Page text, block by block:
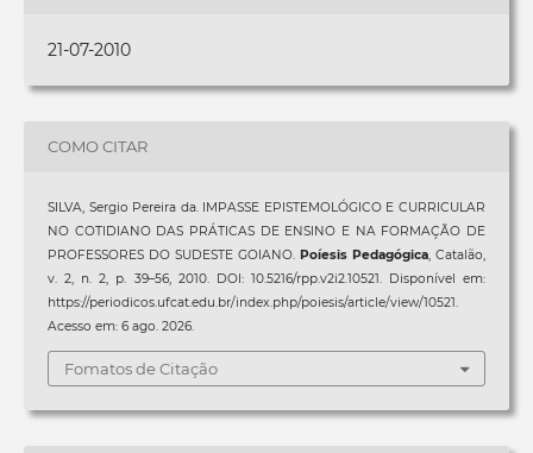
21-07-2010
COMO CITAR
SILVA, Sergio Pereira da. IMPASSE EPISTEMOLÓGICO E CURRICULAR
NO COTIDIANO DAS PRÁTICAS DE ENSINO E NA FORMAÇÃO DE
PROFESSORES DO SUDESTE GOIANO.Poíesis Pedagógica, Catalão,
v. 2, n. 2, p. 39–56, 2010. DOI: 10.5216/rpp.v2i2.10521. Disponível em:
https://periodicos.ufcat.edu.br/index.php/poiesis/article/view/10521.
Acesso em: 6 ago. 2026.
Fomatos de Citação